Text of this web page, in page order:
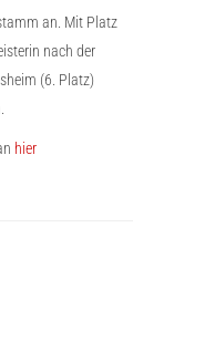
an. Mit Platz
nach der
(6. Platz)
hier